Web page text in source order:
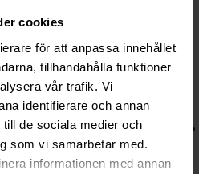
cookies
för att anpassa innehållet
tillhandahålla funktioner
vår trafik. Vi
identifierare och annan
de sociala medier och
som vi samarbetar med.
informationen med annan